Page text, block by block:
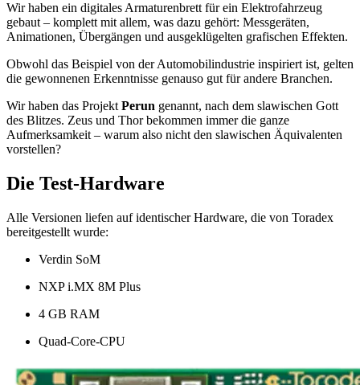
Wir haben ein digitales Armaturenbrett für ein Elektrofahrzeug
gebaut – komplett mit allem, was dazu gehört: Messgeräten,
Animationen, Übergängen und ausgeklügelten grafischen Effekten.
Obwohl das Beispiel von der Automobilindustrie inspiriert ist, gelten
die gewonnenen Erkenntnisse genauso gut für andere Branchen.
Wir haben das Projekt Perun genannt, nach dem slawischen Gott
des Blitzes. Zeus und Thor bekommen immer die ganze
Aufmerksamkeit – warum also nicht den slawischen Äquivalenten
vorstellen?
Die Test-Hardware
Alle Versionen liefen auf identischer Hardware, die von Toradex
bereitgestellt wurde:
Verdin SoM
NXP i.MX 8M Plus
4 GB RAM
Quad-Core-CPU